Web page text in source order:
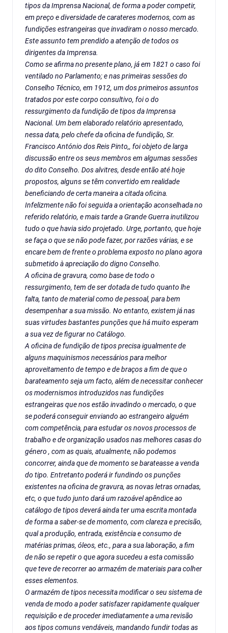
tipos da Imprensa Nacional, de forma a poder competir,
em preço e diversidade de carateres modernos, com as
fundições estrangeiras que invadiram o nosso mercado.
Este assunto tem prendido a atenção de todos os
dirigentes da Imprensa.
Como se afirma no presente plano, já em 1821 o caso foi
ventilado no Parlamento; e nas primeiras sessões do
Conselho Técnico, em 1912, um dos primeiros assuntos
tratados por este corpo consultivo, foi o do
ressurgimento da fundição de tipos da Imprensa
Nacional. Um bem elaborado relatório apresentado,
nessa data, pelo chefe da oficina de fundição, Sr.
Francisco António dos Reis Pinto,, foi objeto de larga
discussão entre os seus membros em algumas sessões
do dito Conselho. Dos alvitres, desde então até hoje
propostos, alguns se têm convertido em realidade
beneficiando de certa maneira a citada oficina.
Infelizmente não foi seguida a orientação aconselhada no
referido relatório, e mais tarde a Grande Guerra inutilizou
tudo o que havia sido projetado. Urge, portanto, que hoje
se faça o que se não pode fazer, por razões várias, e se
encare bem de frente o problema exposto no plano agora
submetido à apreciação do digno Conselho.
A oficina de gravura, como base de todo o
ressurgimento, tem de ser dotada de tudo quanto lhe
falta, tanto de material como de pessoal, para bem
desempenhar a sua missão. No entanto, existem já nas
suas virtudes bastantes punções que há muito esperam
a sua vez de figurar no Catálogo.
A oficina de fundição de tipos precisa igualmente de
alguns maquinismos necessários para melhor
aproveitamento de tempo e de braços a fim de que o
barateamento seja um facto, além de necessitar conhecer
os modernismos introduzidos nas fundições
estrangeiras que nos estão invadindo o mercado, o que
se poderá conseguir enviando ao estrangeiro alguém
com competência, para estudar os novos processos de
trabalho e de organização usados nas melhores casas do
género , com as quais, atualmente, não podemos
concorrer, ainda que de momento se barateasse a venda
do tipo. Entretanto poderá ir fundindo os punções
existentes na oficina de gravura, as novas letras ornadas,
etc, o que tudo junto dará um razoável apêndice ao
catálogo de tipos deverá ainda ter uma escrita montada
de forma a saber-se de momento, com clareza e precisão,
qual a produção, entrada, existência e consumo de
matérias primas, óleos, etc., para a sua laboração, a fim
de não se repetir o que agora sucedeu a esta comissão
que teve de recorrer ao armazém de materiais para colher
esses elementos.
O armazém de tipos necessita modificar o seu sistema de
venda de modo a poder satisfazer rapidamente qualquer
requisição e de proceder imediatamente a uma revisão
aos tipos comuns vendáveis, mandando fundir todas as